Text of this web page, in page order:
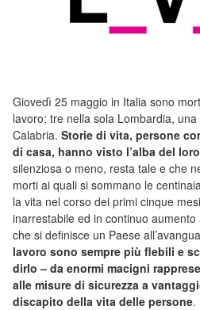
Giovedì 25 maggio in Italia sono
lavoro: tre nella sola Lombardia,
Calabria. Storie di vita, persone
di casa, hanno visto l’alba del
silenziosa o meno, resta tale e che
morti ai quali si sommano le
la vita nel corso dei primi cinque
inarrestabile ed in continuo
che si definisce un Paese
lavoro sono sempre più flebili e
dirlo – da enormi macigni
alle misure di sicurezza a
discapito della vita delle persone.